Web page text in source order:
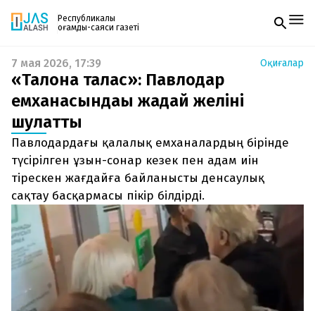
Республикалық
қоғамдық-саяси газеті
Жаңалықтар
Спорт
Live
Руханият
Аймақ
Архив
Заң және тәртіп
Редакциямен байланыс
+7 708 604 51 06
Жарнама бөлімі
+7 701 220 64 52
Пошта
zhasalash100@gmail.com
Газетке жазылу
PDF форматтағы газетті ай сайын электронды
поштаңызға алып отырыңыз. Жаңа нөмір
шыққан сәтте сізге бірден жіберіледі. Тек email
енгізіңіз, біз қалғанын өзіміз жібереміз.
7 мая 2026, 17:39 Оқиғалар
«Талонға талас»: Павлодар
емханасындағы жағдай желіні
шулатты
Павлодардағы қалалық емханалардың бірінде
түсірілген ұзын-сонар кезек пен адам иін
тірескен жағдайға байланысты денсаулық
сақтау басқармасы пікір білдірді.